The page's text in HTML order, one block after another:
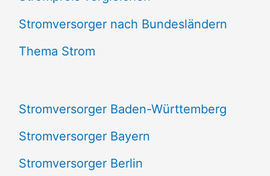
e
n
h
:
Stromversorger nach Bundesländern
Thema Strom
Stromversorger Baden-Württemberg
Stromversorger Bayern
Stromversorger Berlin